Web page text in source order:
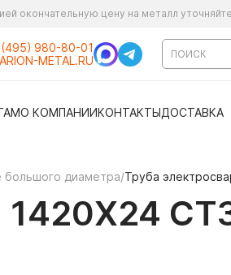
окончательную цену на металл
980-80-01
METAL.RU
О КОМПАНИИКОНТАКТЫДОСТАВКА
большого диаметра/Труба